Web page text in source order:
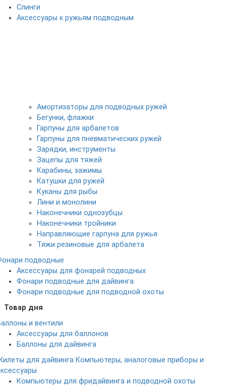
Слинги
Аксессуары к ружьям подводным
Амортизаторы для подводных ружей
Бегунки, флажки
Гарпуны для арбалетов
Гарпуны для пневматических ружей
Зарядки, инструменты
Зацепы для тяжей
Карабины, зажимы
Катушки для ружей
Куканы для рыбы
Лини и монолини
Наконечники однозубцы
Наконечники тройники
Направляющие гарпуна для ружья
Тяжи резиновые для арбалета
подводные
Аксессуары для фонарей подводных
Фонари подводные для дайвинга
Фонари подводные для подводной охоты
Товар дня
и вентили
Аксессуары для баллонов
Баллоны для дайвинга
для дайвинга Компьютеры, аналоговые приборы и
Компьютеры для фридайвинга и подводной охоты